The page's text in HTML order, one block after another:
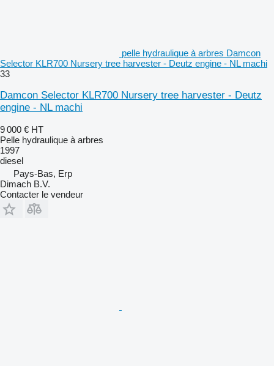
pelle hydraulique à arbres Damcon
Selector KLR700 Nursery tree harvester - Deutz engine - NL machi
33
Damcon Selector KLR700 Nursery tree harvester - Deutz
engine - NL machi
9 000 € HT
Pelle hydraulique à arbres
1997
diesel
Pays-Bas, Erp
Dimach B.V.
Contacter le vendeur